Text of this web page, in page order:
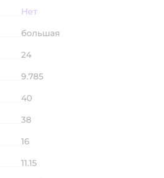
Нет
большая
24
9.785
40
38
16
11.15